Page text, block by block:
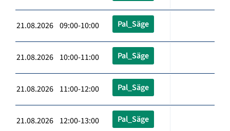
21.08.2026 09:00-10:00 Pal_Säge
21.08.2026 10:00-11:00 Pal_Säge
21.08.2026 11:00-12:00 Pal_Säge
21.08.2026 12:00-13:00 Pal_Säge